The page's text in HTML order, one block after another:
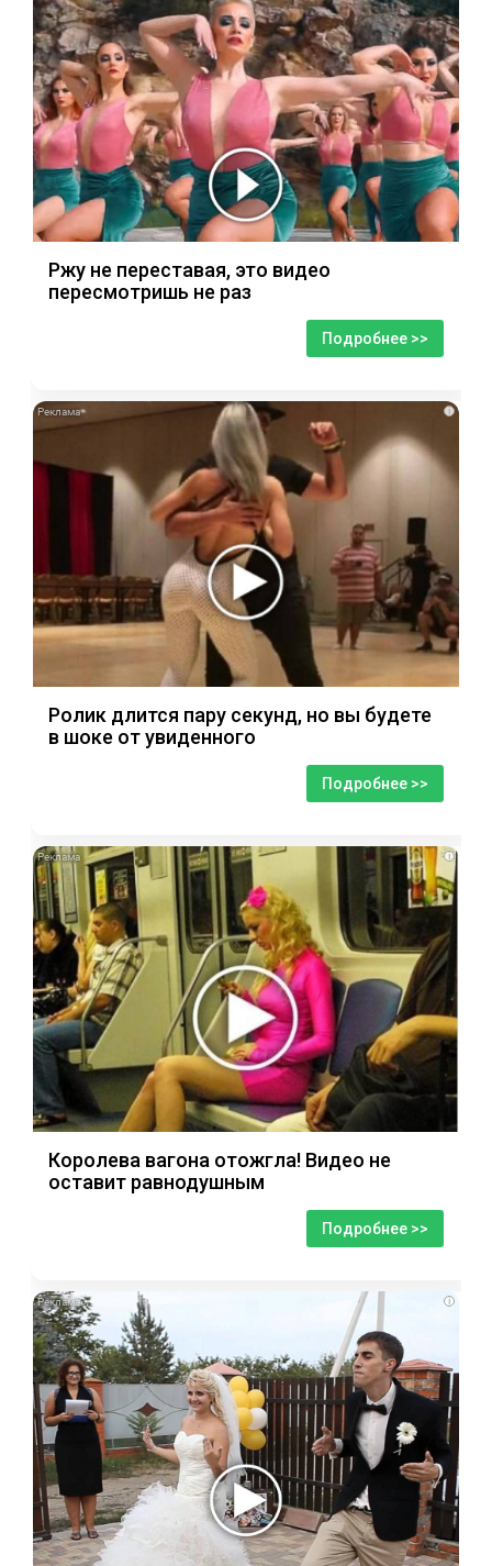
Ржу не переставая, это видео
пересмотришь не раз
Подробнее >>
i
Ролик длится пару секунд, но вы будете
в шоке от увиденного
Подробнее >>
i
Королева вагона отожгла! Видео не
оставит равнодушным
Подробнее >>
i